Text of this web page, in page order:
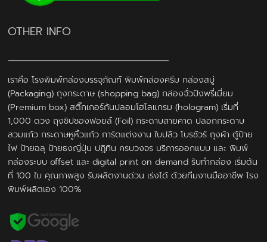
OTHER INFO
เราคือ โรงพิมพ์กล่องบรรจุภัณฑ์ พิมพ์กล่องครีม กล่องสบู่
(Packaging) ถุงกระดาษ (shopping bag) กล่องจั่วปังพรี่เมี่ยม
(Premium box) สติ๊กเกอร์กันปลอมโฮโลแกรม (hologram) เริ่มที่
1,000 ดวง ถุงซิปซองฟอยล์ (Foil) กระดาษสายคาด ปลอกกระดาษ
สวมแก้ว กระดาษหูหิ้วแก้ว การ์ดแต่งงาน ใบปลิว โบรชัวร์ ถุงผ้า ตู้ป้าย
ไฟ ป้ายฉลุ ป้ายธงญี่ปุ่น ปฎิทิน ครบวงจร บริการออกแบบ และ พิมพ์
กล่องระบบ offset และ digital print on demand รับทำกล่อง เริ่มต้น
ที่ 100 ใบ คุณภาพสูง รับผลิตงานด่วน เร่งได้ ด้วยทีมงานมืออาชีพ โรง
พิมพ์ผลิตเอง 100%